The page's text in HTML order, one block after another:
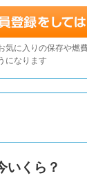
気に入りの保存や燃
になります
いくら？